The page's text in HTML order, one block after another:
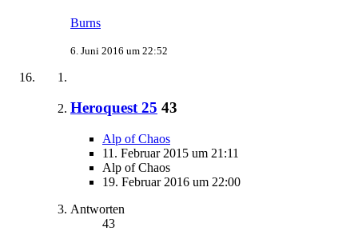
Burns
6. Juni 2016 um 22:52
Heroquest 25 43
Alp of Chaos
11. Februar 2015 um 21:11
Alp of Chaos
19. Februar 2016 um 22:00
Antworten
43